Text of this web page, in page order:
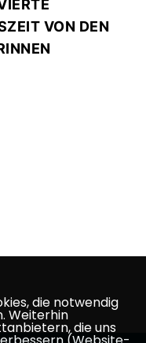
VON DEN
die notwendig
Weiterhin
die uns